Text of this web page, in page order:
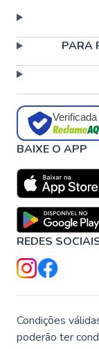
PARA
Verificada
BAIXE O APP
REDES
Condições
poderão ter